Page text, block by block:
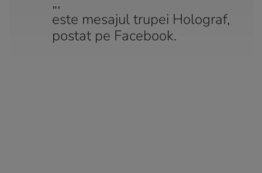
este mesajul trupei Holograf,
postat pe Facebook.